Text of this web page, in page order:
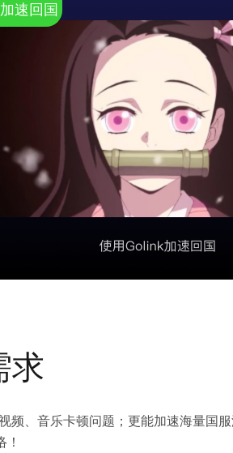
速回国
求
、音乐卡顿问题；更能加速海量国服